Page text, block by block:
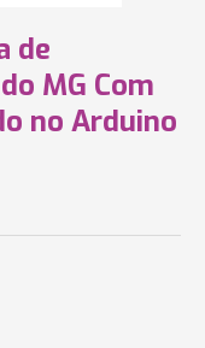
de
MG Com
no Arduino